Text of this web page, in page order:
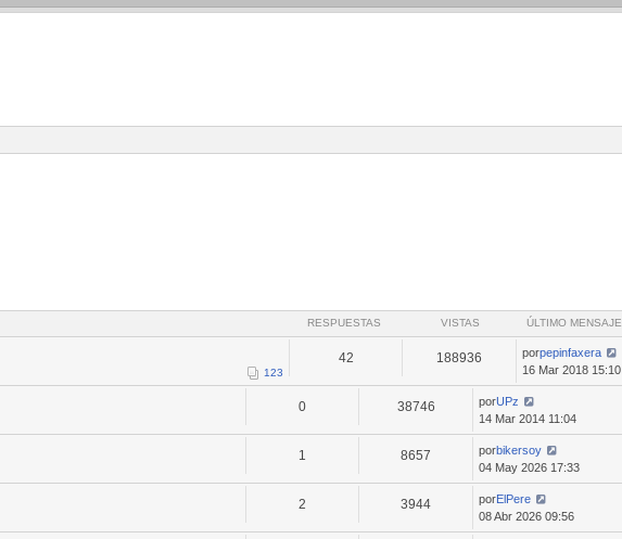
RESPUESTAS VISTAS ÚLTIMO MENSAJE
123
42 188936 porpepinfaxera
16 Mar 2018 15:10
0 38746 porUPz
14 Mar 2014 11:04
1 8657 porbikersoy
04 May 2026 17:33
2 3944 porElPere
08 Abr 2026 09:56